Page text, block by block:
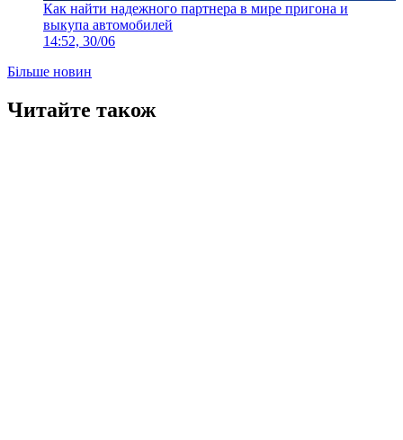
Как найти надежного партнера в мире пригона и
выкупа автомобилей
14:52, 30/06
Більше новин
Читайте також